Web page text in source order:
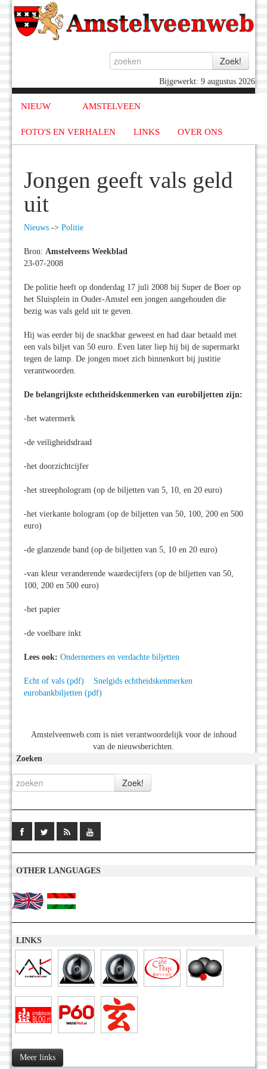
Bijgewerkt: 9 augustus 2026
NIEUW AMSTELVEEN
FOTO'S EN VERHALEN LINKS OVER ONS
Jongen geeft vals geld
uit
Nieuws -> Politie
Bron: Amstelveens Weekblad
23-07-2008
De politie heeft op donderdag 17 juli 2008 bij Super de Boer op
het Sluisplein in Ouder-Amstel een jongen aangehouden die
bezig was vals geld uit te geven.
Hij was eerder bij de snackbar geweest en had daar betaald met
een vals biljet van 50 euro. Even later liep hij bij de supermarkt
tegen de lamp. De jongen moet zich binnenkort bij justitie
verantwoorden.
De belangrijkste echtheidskenmerken van eurobiljetten zijn:
-het watermerk
-de veiligheidsdraad
-het doorzichtcijfer
-het streephologram (op de biljetten van 5, 10, en 20 euro)
-het vierkante hologram (op de biljetten van 50, 100, 200 en 500
euro)
-de glanzende band (op de biljetten van 5, 10 en 20 euro)
-van kleur veranderende waardecijfers (op de biljetten van 50,
100, 200 en 500 euro)
-het papier
-de voelbare inkt
Lees ook: Ondernemers en verdachte biljetten
Echt of vals (pdf)
Snelgids echtheidskenmerken
eurobankbiljetten (pdf)
Amstelveenweb.com is niet verantwoordelijk voor de inhoud
van de nieuwsberichten.
Zoeken
OTHER LANGUAGES
LINKS
Meer links